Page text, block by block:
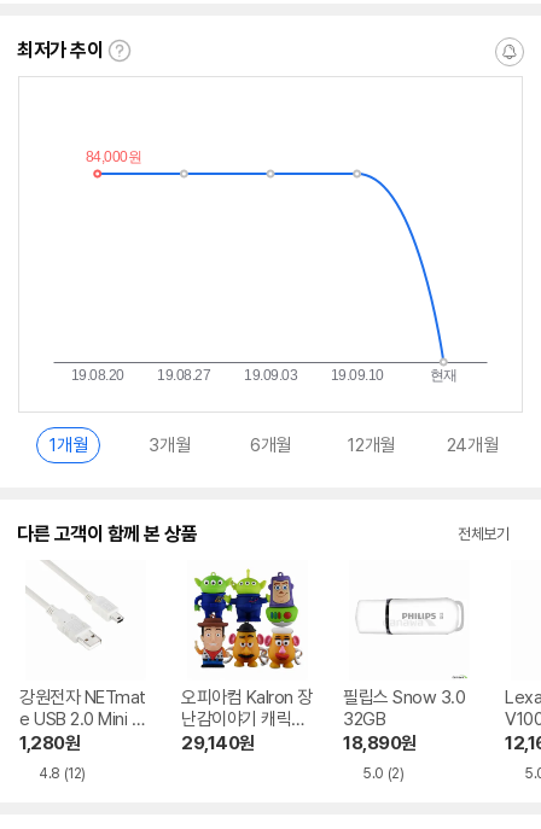
최저가 추이
최
이
란?
알
1개월 3개월 6개월 12개월 24개월
다른 고객이 함께 본 상품 전체보기
강원전자 NETmat
e USB 2.0 Mini B
데이터 케이블 1.8
1,280원
4.8 (12)
오피아컴 Kalron 장
난감이야기 캐릭터
USB 64GB
29,140원
필립스 Snow 3.0
32GB
18,890원
5.0 (2)